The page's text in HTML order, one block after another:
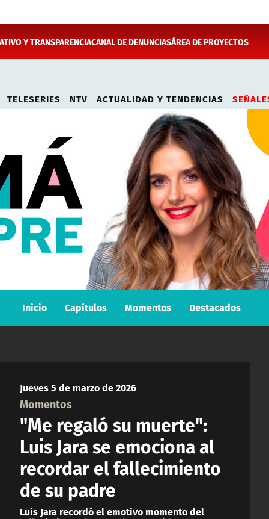
Y TRANSPARENCIACANAL DE DENUNCIASÁREA DE PROYECTOS
TELESERIES NTV ACTUALIDAD Y TENDENCIAS
Inicio Capítulos Momentos Destacados
Jueves 5 de marzo de 2026
Momentos
"Me regaló su muerte":
Luis Jara se emociona al
recordar el fallecimiento
de su padre
Luis Jara recordó el emotivo momento del